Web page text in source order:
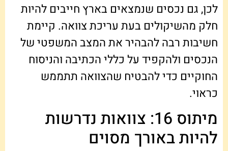
לכן, גם נכסים שנמצאים בארץ חייבים להיות
חלק מהשיקולים בעת עריכת צוואה. קיימת
חשיבות רבה להבהיר את המצב המשפטי של
הנכסים ולהקפיד על כללי הכתיבה והניסוח
החוקיים כדי להבטיח שהצוואה תתממש
כראוי.
מיתוס 16: צוואות נדרשות
להיות באורך מסוים